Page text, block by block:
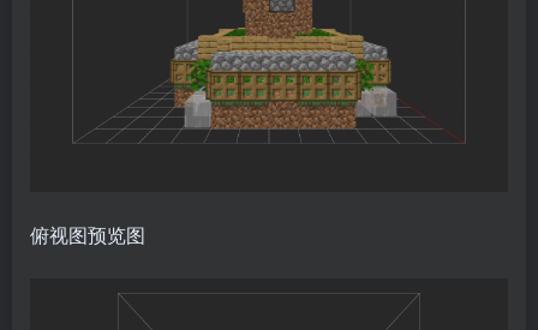
俯视图预览图